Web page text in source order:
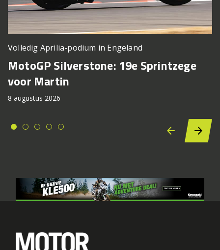
Volledig Aprilia-podium in Engeland
MotoGP Silverstone: 19e Sprintzege
voor Martin
8 augustus 2026